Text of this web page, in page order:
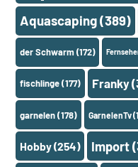
Aquascaping(389)
der Schwarm(172)
fischlinge(177) Franky
garnelen(178) GarnelenTv
Hobby(254) Import